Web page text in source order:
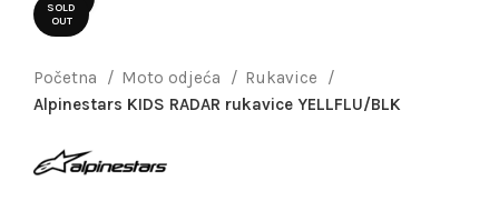
SOLD
OUT
Početna Moto odjeća
Rukavice
Alpinestars KIDS RADAR rukavice YELLFLU/BLK